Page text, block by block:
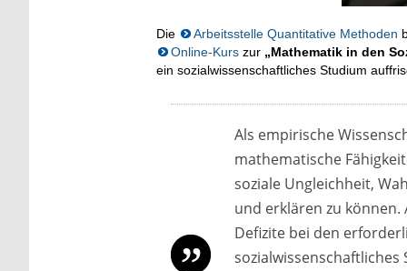
Die Arbeitsstelle Quantitative Methoden
Online-Kurs zur „Mathematik in den
ein sozialwissenschaftliches Studium
Als empirische
mathematische
soziale Ungleichheit,
und erklären zu
Defizite bei den